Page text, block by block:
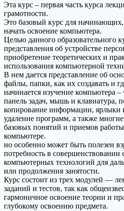
Эта курс – первая часть курса
грамотности.
Это базовый курс для
начать освоение компьютера.
Целью данного образовательного
представления об устройстве
приобретение теоретических и
использования компьютерной
В нем дается представление об
файлы, папки, как их создавать и
начинается изучение компьютера –
панель задач, мышь и клавиатура,
копирование информации, ярлыки
удаление программ, а также
базовых понятий и приемов
компьютере.
но особенно может быть полезен
потребность в совершенствовании
компьютерных технологий для
или продолжения занятости.
Курс состоит из трех модулей —
заданий и тестов, так как
гармоничное освоение теории и
глубокому освоению предмета.